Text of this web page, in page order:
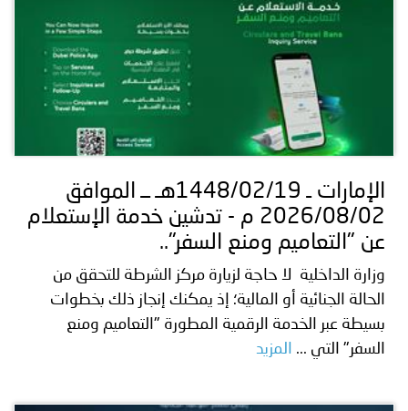
الإمارات ـ 1448/02/19هـ ــ الموافق
2026/08/02 م - تدشين خدمة الإستعلام
عن "التعاميم ومنع السفر"..
وزارة الداخلية لا حاجة لزيارة مركز الشرطة للتحقق من
الحالة الجنائية أو المالية؛ إذ يمكنك إنجاز ذلك بخطوات
بسيطة عبر الخدمة الرقمية المطورة "التعاميم ومنع
السفر" التي ...
المزيد